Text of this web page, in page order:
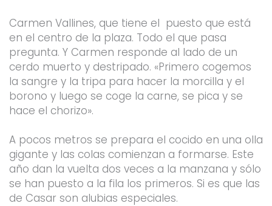
Carmen Vallines, que tiene el puesto que está
en el centro de la plaza. Todo el que pasa
pregunta. Y Carmen responde al lado de un
cerdo muerto y destripado. «Primero cogemos
la sangre y la tripa para hacer la morcilla y el
borono y luego se coge la carne, se pica y se
hace el chorizo».
A pocos metros se prepara el cocido en una olla
gigante y las colas comienzan a formarse. Este
año dan la vuelta dos veces a la manzana y sólo
se han puesto a la fila los primeros. Si es que las
de Casar son alubias especiales.